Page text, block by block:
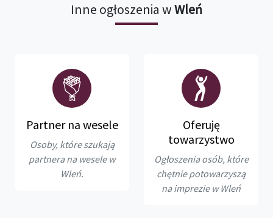
Inne ogłoszenia wWleń
Partner na wesele
Osoby, które szukają
partnera na wesele w
Wleń.
Oferuję
towarzystwo
Ogłoszenia osób, które
chętnie potowarzyszą
na imprezie w Wleń